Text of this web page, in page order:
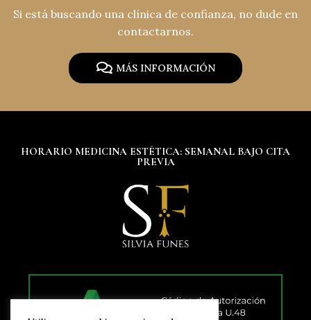
Si está buscando una clínica de confianza, no dude en
contactarnos.
MÁS INFORMACIÓN
HORARIO MEDICINA ESTÉTICA: SEMANAL BAJO CITA
PREVIA